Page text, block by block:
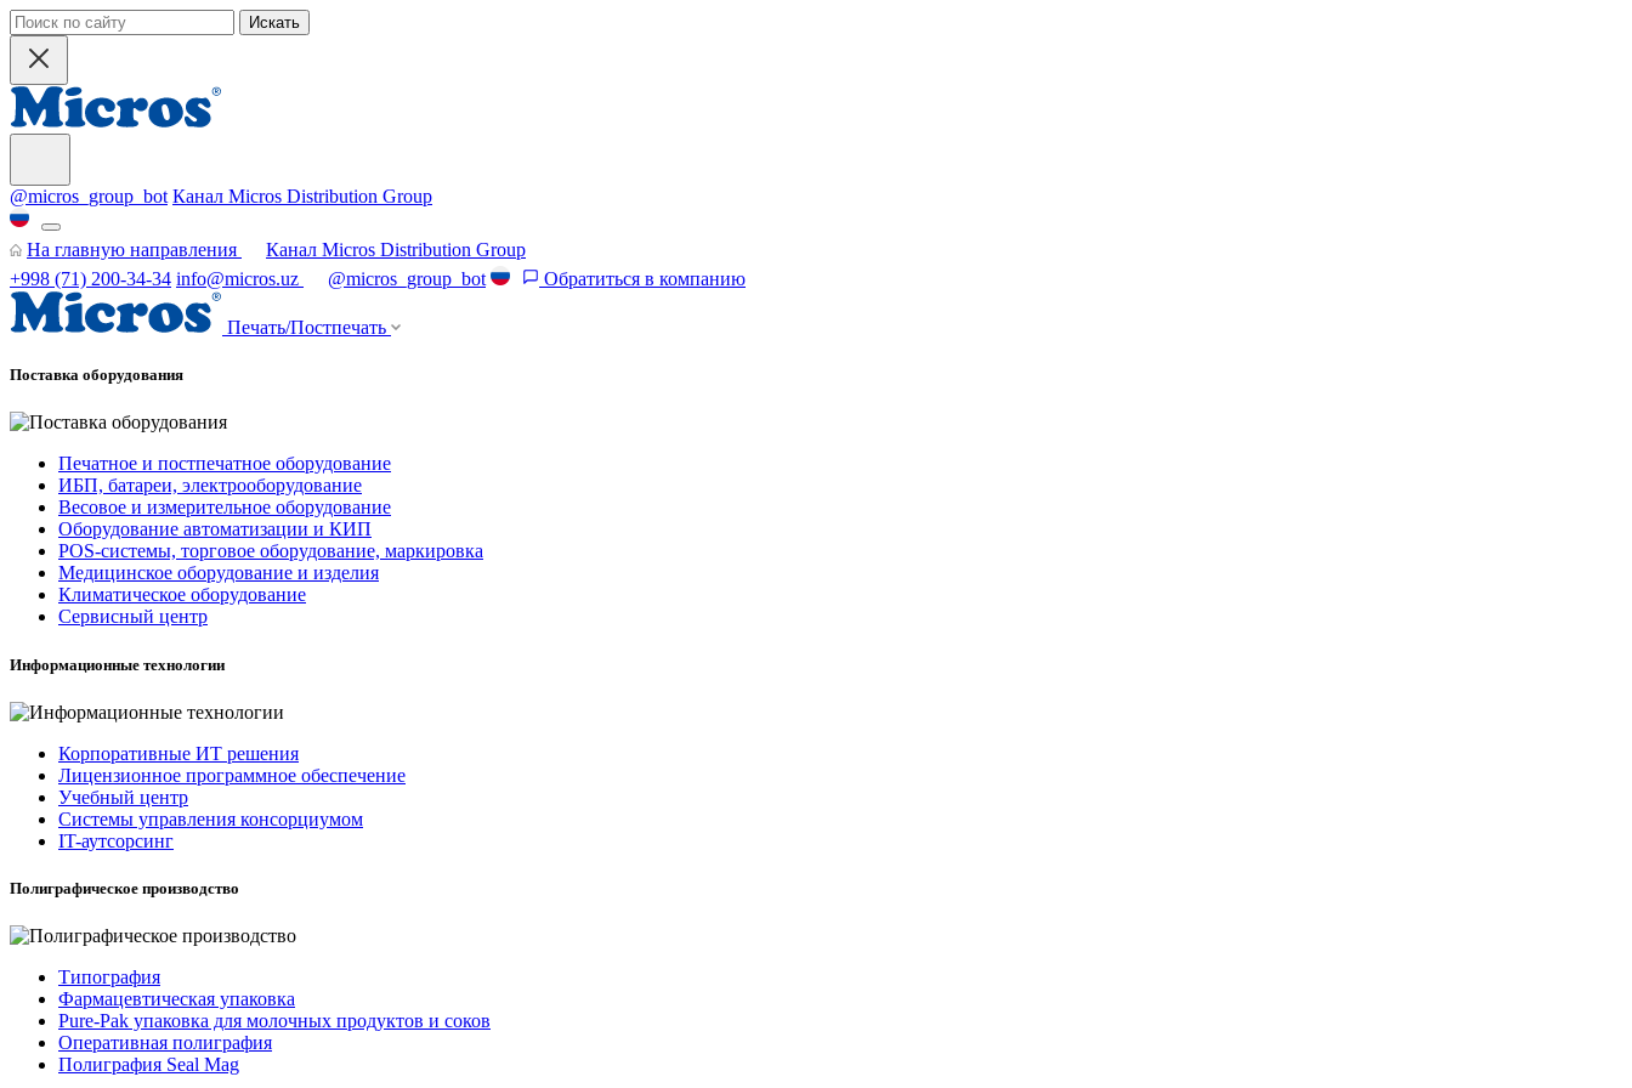
Искать
@micros_group_bot Канал Micros Distribution Group
На главную направления
Канал Micros Distribution Group
+998 (71) 200-34-34 info@micros.uz @micros_group_bot Обратиться в компанию
Печать/Постпечать
Поставка оборудования
Печатное и постпечатное оборудование
ИБП, батареи, электрооборудование
Весовое и измерительное оборудование
Оборудование автоматизации и КИП
POS-системы, торговое оборудование, маркировка
Медицинское оборудование и изделия
Климатическое оборудование
Сервисный центр
Информационные технологии
Корпоративные ИТ решения
Лицензионное программное обеспечение
Учебный центр
Системы управления консорциумом
IT-аутсорсинг
Полиграфическое производство
Типография
Фармацевтическая упаковка
Pure-Pak упаковка для молочных продуктов и соков
Оперативная полиграфия
Полиграфия Seal Mag